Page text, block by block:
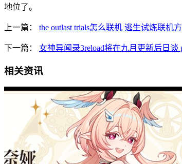
地位了。
上一篇： the outlast trials怎么联机 逃生试炼联机
下一篇： 女神异闻录3reload将在九月更新后日谈
相关资讯